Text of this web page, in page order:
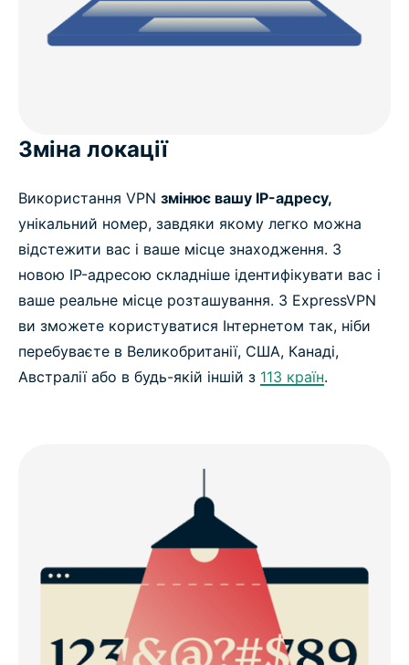
Зміна локації
Використання VPN змінює вашу IP-адресу,
унікальний номер, завдяки якому легко можна
відстежити вас і ваше місце знаходження. З
новою IP-адресою складніше ідентифікувати вас і
ваше реальне місце розташування. З ExpressVPN
ви зможете користуватися Інтернетом так, ніби
перебуваєте в Великобританії, США, Канаді,
Австралії або в будь-якій іншій з 113 країн.